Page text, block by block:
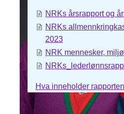
NRKs årsrapport og
NRKs
2023
NRK mennesker,
Hva inneholder